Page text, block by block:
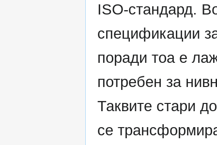
ISO-стандард.
спецификации
поради тоа е
потребен за
Таквите стари
се